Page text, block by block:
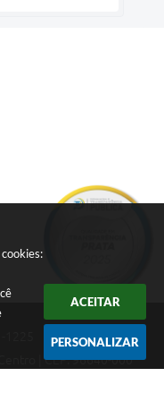
ACEITAR
PERSONALIZAR
| CEP: 96640-000